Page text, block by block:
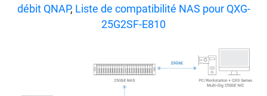
débit QNAP, Liste de compatibilité NAS pour QXG-
25G2SF-E810